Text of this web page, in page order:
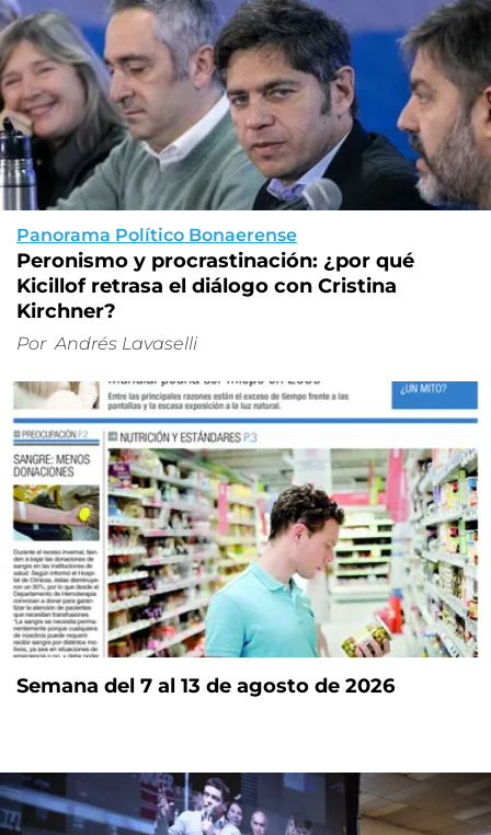
Panorama Político Bonaerense
Peronismo y procrastinación: ¿por qué
Kicillof retrasa el diálogo con Cristina
Kirchner?
Por Andrés Lavaselli
Semana del 7 al 13 de agosto de 2026